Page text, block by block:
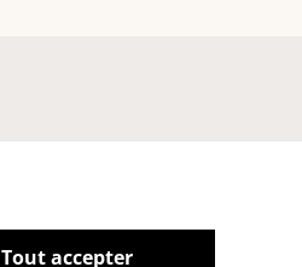
Tout accepter